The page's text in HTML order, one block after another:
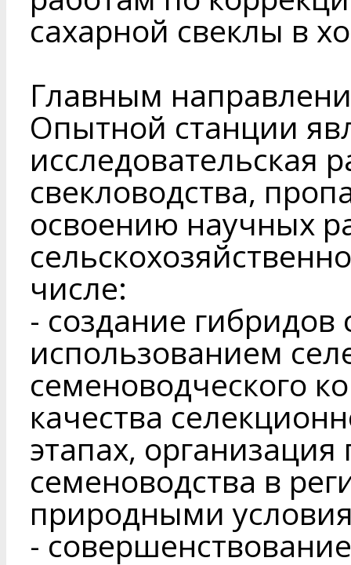
сахарной свеклы в
Главным
Опытной станции
исследовательская
свекловодства,
освоению научных
числе:
- создание гибридов
использованием
семеноводческого
качества
этапах,
семеноводства в
природными
-